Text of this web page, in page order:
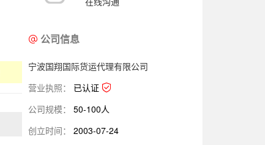
公司信息
宁波国翔国际货运代理有限公司
营业执照：
已认证
公司规模：
50-100人
创立时间：
2003-07-24